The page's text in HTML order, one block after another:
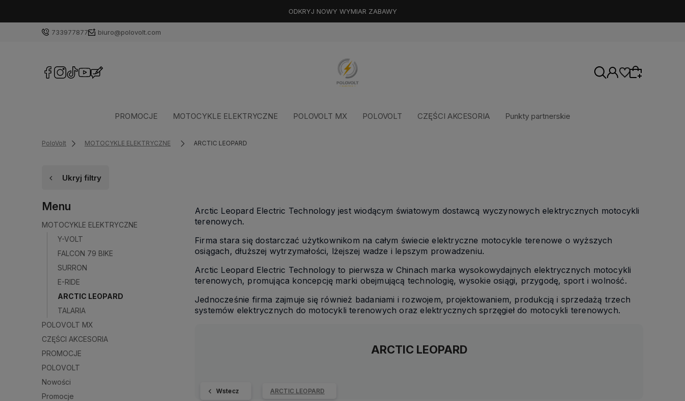
ODKRYJ NOWY WYMIAR ZABAWY
733977877 biuro@polovolt.com
PROMOCJE MOTOCYKLE ELEKTRYCZNE POLOVOLT MX POLOVOLT CZĘŚCI AKCESORIA Punkty partnerskie
PoloVolt MOTOCYKLE ELEKTRYCZNE ARCTIC LEOPARD
Ukryj filtry
Menu
MOTOCYKLE ELEKTRYCZNE
Y-VOLT
FALCON 79 BIKE
SURRON
E-RIDE
ARCTIC LEOPARD
TALARIA
POLOVOLT MX
CZĘŚCI AKCESORIA
PROMOCJE
POLOVOLT
Nowości
Promocje
Arctic Leopard Electric Technology jest wiodącym światowym dostawcą wyczynowych elektrycznych motocykli
terenowych.
Firma stara się dostarczać użytkownikom na całym świecie elektryczne motocykle terenowe o wyższych
osiągach, dłuższej wytrzymałości, lżejszej wadze i lepszym prowadzeniu.
Arctic Leopard Electric Technology to pierwsza w Chinach marka wysokowydajnych elektrycznych motocykli
terenowych, promująca koncepcję marki obejmującą technologię, wysokie osiągi, przygodę, sport i wolność.
Jednocześnie firma zajmuje się również badaniami i rozwojem, projektowaniem, produkcją i sprzedażą trzech
systemów elektrycznych do motocykli terenowych oraz elektrycznych sprzęgieł do motocykli terenowych.
ARCTIC LEOPARD
Wstecz ARCTIC LEOPARD